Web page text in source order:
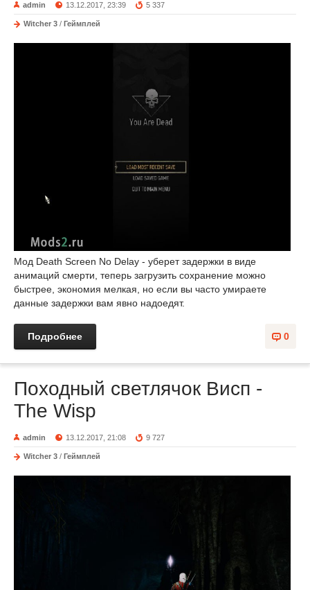
admin 13.12.2017, 23:39 5 337
Witcher 3 / Геймплей
Мод Death Screen No Delay - уберет задержки в виде
анимаций смерти, теперь загрузить сохранение можно
быстрее, экономия мелкая, но если вы часто умираете
данные задержки вам явно надоедят.
0
Подробнее
Походный светлячок Висп -
The Wisp
admin 13.12.2017, 21:08 9 727
Witcher 3 / Геймплей